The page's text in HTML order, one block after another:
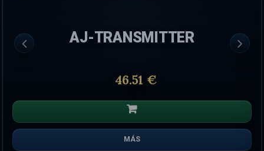
AJ-TRANSMITTER
46.51 €
MÁS